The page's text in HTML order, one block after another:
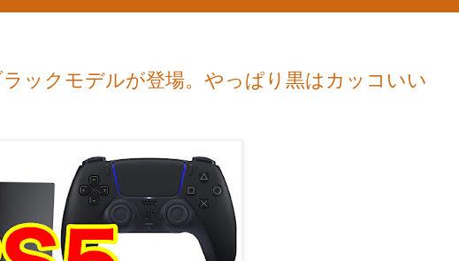
ックモデルが登場。やっぱり黒はカッコいい